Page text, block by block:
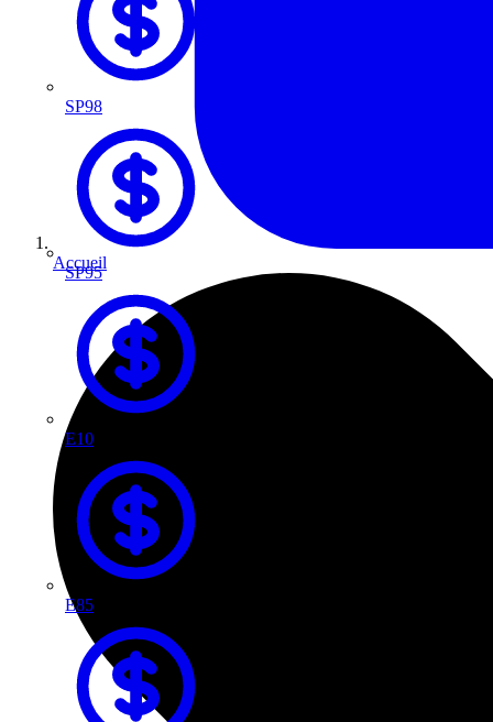
SP98
SP95
E10
E85
Accueil